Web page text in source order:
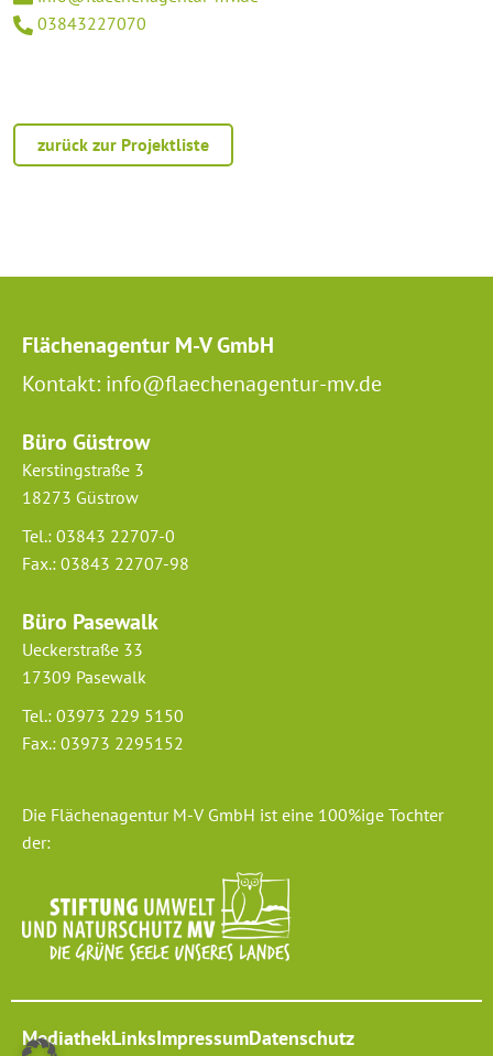
03843227070
zurück zur Projektliste
Flächenagentur M-V GmbH
Kontakt: info@flaechenagentur-mv.de
Büro Güstrow
Kerstingstraße 3
18273 Güstrow
Tel.: 03843 22707-0
Fax.: 03843 22707-98
Büro Pasewalk
Ueckerstraße 33
17309 Pasewalk
Tel.: 03973 229 5150
Fax.: 03973 2295152
Die Flächenagentur M-V GmbH ist eine 100%ige Tochter
der:
MediathekLinksImpressumDatenschutz